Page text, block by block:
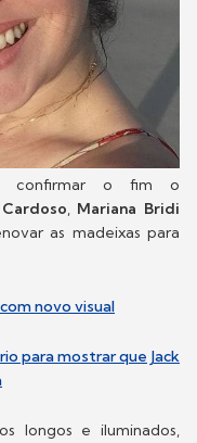
confirmar o fim o
, Mariana Bridi
as madeixas para
novo visual
para mostrar que Jack
longos e iluminados,